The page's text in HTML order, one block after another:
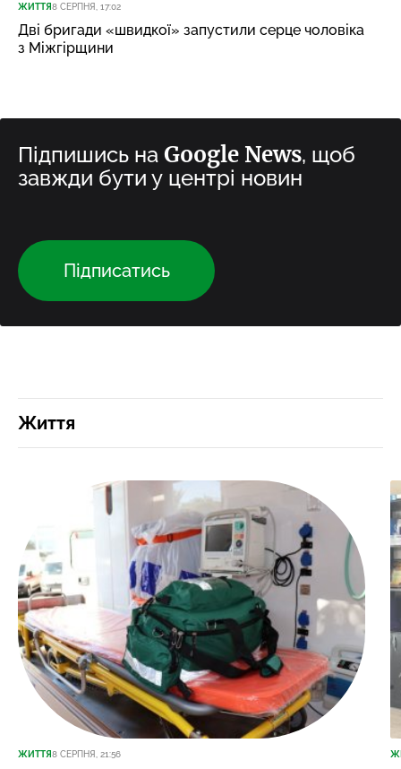
ЖИТТЯ8 СЕРПНЯ, 17:02
Дві бригади «швидкої» запустили серце чоловіка
з Міжгірщини
Підпишись на Google News, щоб
завжди бути у центрі новин
Підписатись
Життя
ЖИТТЯ8 СЕРПНЯ, 21:56